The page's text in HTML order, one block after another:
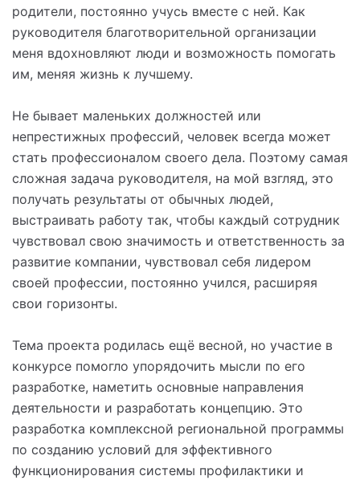
родители, постоянно учусь вместе с ней. Как
руководителя благотворительной организации
меня вдохновляют люди и возможность помогать
им, меняя жизнь к лучшему.
Не бывает маленьких должностей или
непрестижных профессий, человек всегда может
стать профессионалом своего дела. Поэтому самая
сложная задача руководителя, на мой взгляд, это
получать результаты от обычных людей,
выстраивать работу так, чтобы каждый сотрудник
чувствовал свою значимость и ответственность за
развитие компании, чувствовал себя лидером
своей профессии, постоянно учился, расширяя
свои горизонты.
Тема проекта родилась ещё весной, но участие в
конкурсе помогло упорядочить мысли по его
разработке, наметить основные направления
деятельности и разработать концепцию. Это
разработка комплексной региональной программы
по созданию условий для эффективного
функционирования системы профилактики и